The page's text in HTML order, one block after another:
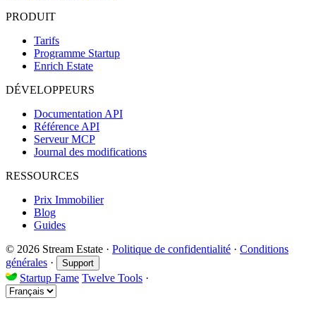
PRODUIT
Tarifs
Programme Startup
Enrich Estate
DÉVELOPPEURS
Documentation API
Référence API
Serveur MCP
Journal des modifications
RESSOURCES
Prix Immobilier
Blog
Guides
© 2026 Stream Estate · Politique de confidentialité · Conditions
générales · Support
Startup Fame Twelve Tools ·